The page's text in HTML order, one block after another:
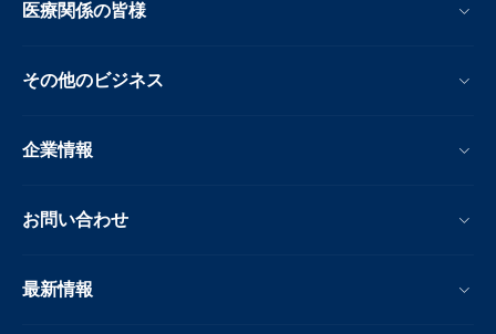
医療関係の皆様
その他のビジネス
企業情報
お問い合わせ
最新情報